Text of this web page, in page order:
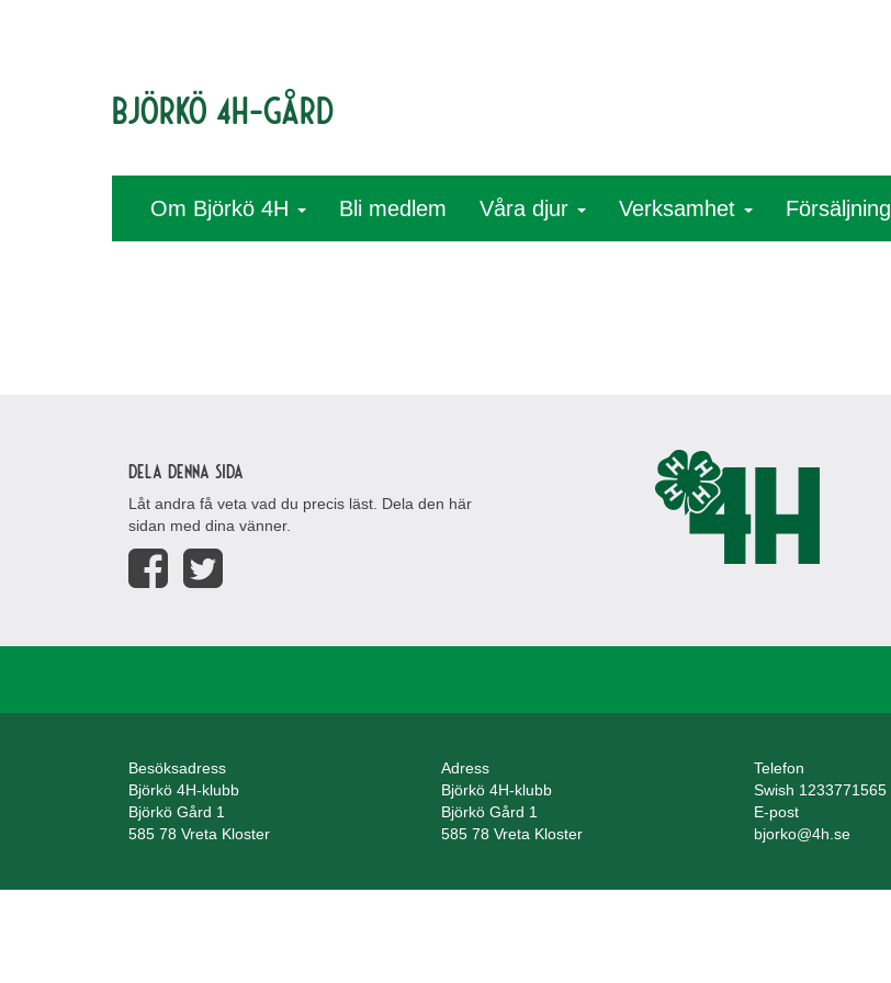
Björkö 4H-gård
Om Björkö 4H Bli medlem Våra djur Verksamhet Försäljning
Dela denna sida
Låt andra få veta vad du precis läst. Dela den här
sidan med dina vänner.
Besöksadress
Björkö 4H-klubb
Björkö Gård 1
585 78 Vreta Kloster
Adress
Björkö 4H-klubb
Björkö Gård 1
585 78 Vreta Kloster
Telefon
Swish 1233771565
E-post
bjorko@4h.se